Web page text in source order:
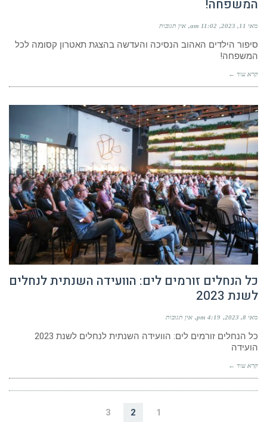
מאי 11, 2023 11:02 am
סיפור הילדים האהוב הנסיכה והעדשה בהצגת תאטרון קסומה לכל
המשפחה!
קרא עוד ←
כל הנחלים זורמים לים: הוועידה השנתית לנחלים
לשנת 2023
מאי 8, 2023 4:19 pm
הועידה
קרא עוד ←